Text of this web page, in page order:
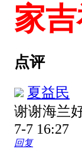
家
点评
夏益民
谢谢海兰
7-7 16:27
回复